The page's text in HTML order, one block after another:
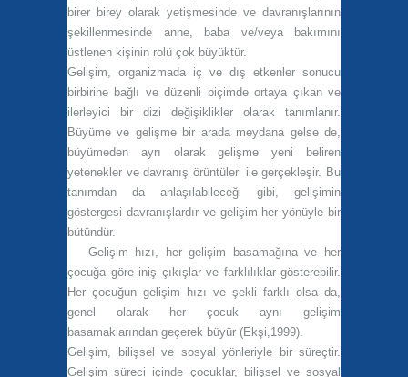
birer birey olarak yetişmesinde ve davranışlarının
şekillenmesinde anne, baba ve/veya bakımını
üstlenen kişinin rolü çok büyüktür.
Gelişim, organizmada iç ve dış etkenler sonucu
birbirine bağlı ve düzenli biçimde ortaya çıkan ve
ilerleyici bir dizi değişiklikler olarak tanımlanır.
Büyüme ve gelişme bir arada meydana gelse de,
büyümeden ayrı olarak gelişme yeni beliren
yetenekler ve davranış örüntüleri ile gerçekleşir. Bu
tanımdan da anlaşılabileceği gibi, gelişimin
göstergesi davranışlardır ve gelişim her yönüyle bir
bütündür.
Gelişim hızı, her gelişim basamağına ve her
çocuğa göre iniş çıkışlar ve farklılıklar gösterebilir.
Her çocuğun gelişim hızı ve şekli farklı olsa da,
genel olarak her çocuk aynı gelişim
basamaklarından geçerek büyür (Ekşi,1999).
Gelişim, bilişsel ve sosyal yönleriyle bir süreçtir.
Gelişim süreci içinde çocuklar, bilişsel ve sosyal